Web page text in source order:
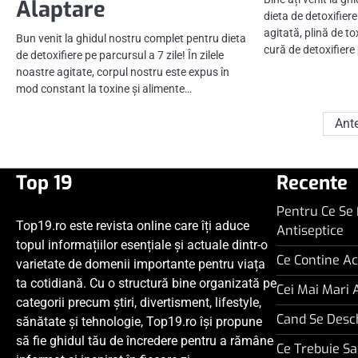
Alaptare
Bun venit la ghidul nostru complet pentru dieta
de detoxifiere pe parcursul a 7 zile! În zilele
noastre agitate, corpul nostru este expus în
mod constant la toxine și alimente…
dieta de
agitată, plină de
cură de
Top 19
Top19.ro este revista online care îți aduce
topul informațiilor esențiale și actuale dintr-o
varietate de domenii importante pentru viața
ta cotidiană. Cu o structură bine organizată pe
categorii precum știri, divertisment, lifestyle,
sănătate și tehnologie, Top19.ro își propune
să fie ghidul tău de încredere pentru a rămâne
Recente
Pentru Ce
Antiseptice
Ce Contine
Cei Mai Mari
Cand Se
Ce Trebuie